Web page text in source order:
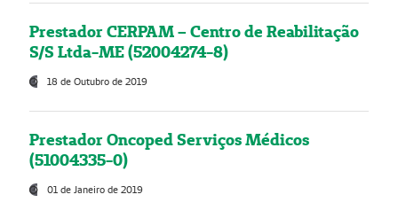
Prestador CERPAM – Centro de Reabilitação
S/S Ltda-ME (52004274-8)
18 de Outubro de 2019
Prestador Oncoped Serviços Médicos
(51004335-0)
01 de Janeiro de 2019